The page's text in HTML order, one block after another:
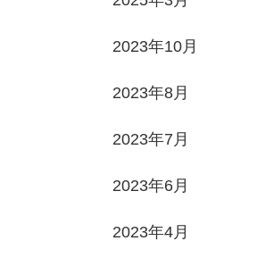
2023年10月
2023年8月
2023年7月
2023年6月
2023年4月